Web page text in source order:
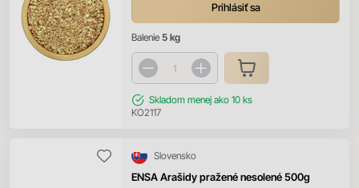
Prihlásiť sa
Balenie 5 kg
Skladom menej ako 10 ks
KO2117
ENSA Arašidy pražené nesolené 500g
Slovensko